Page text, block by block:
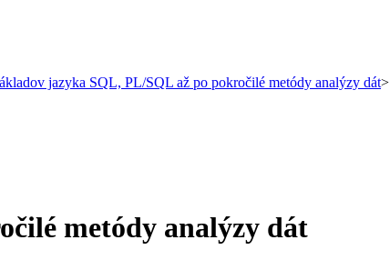
jazyka SQL, PL/SQL až po pokročilé metódy analýzy dát>
metódy analýzy dát